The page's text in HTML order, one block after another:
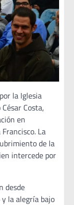
la Iglesia
Costa,
en
La
de la
intercede por
desde
la alegría bajo